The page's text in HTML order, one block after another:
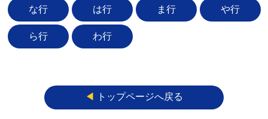
な行 は行 ま行 や行
ら行 わ行
◀︎ トップページへ戻る